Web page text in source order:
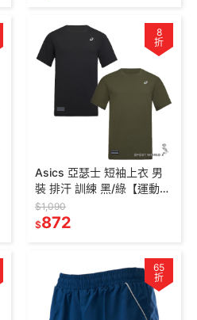
8
折
Asics 亞瑟士 短袖上衣 男
裝 排汗 訓練 黑/綠【運動世
界】2033C215-
001/2033C215-300
$1,090
$872
65
折